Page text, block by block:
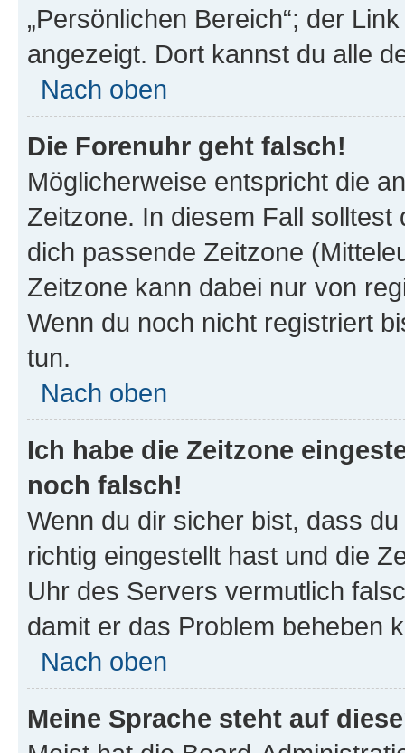
„Persönlichen Bereich“; der
angezeigt. Dort kannst du alle
Nach oben
Die Forenuhr geht falsch!
Möglicherweise entspricht die
Zeitzone. In diesem Fall solltest
dich passende Zeitzone
Zeitzone kann dabei nur von
Wenn du noch nicht registriert
tun.
Nach oben
Ich habe die Zeitzone
noch falsch!
Wenn du dir sicher bist, dass
richtig eingestellt hast und die
Uhr des Servers vermutlich
damit er das Problem beheben
Nach oben
Meine Sprache steht auf